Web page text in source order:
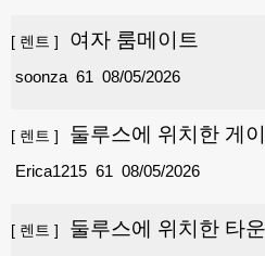
[ 렌트 ] 여자 룸메이트
61
soonza 08/05/2026
[ 렌트 ] 둘루스에 위치한 게
61
Erica1215 08/05/2026
[ 렌트 ] 둘루스에 위치한 타